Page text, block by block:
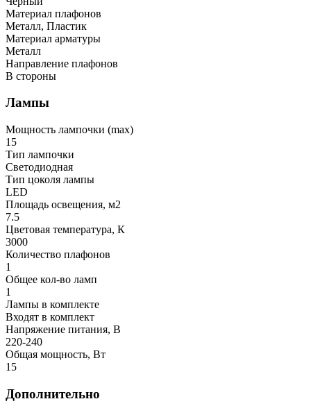
Материал плафонов
Металл, Пластик
Материал арматуры
Металл
Направление плафонов
В стороны
Лампы
Мощность лампочки (max)
15
Тип лампочки
Светодиодная
Тип цоколя лампы
LED
Площадь освещения, м2
7.5
Цветовая температура, К
3000
Количество плафонов
1
Общее кол-во ламп
1
Лампы в комплекте
Входят в комплект
Напряжение питания, В
220-240
Общая мощность, Вт
15
Дополнительно